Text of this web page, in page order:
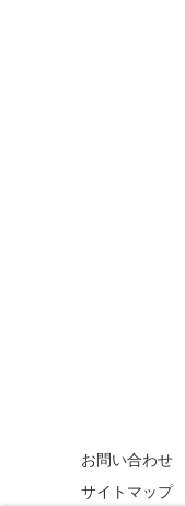
お問い合わせ
サイトマップ